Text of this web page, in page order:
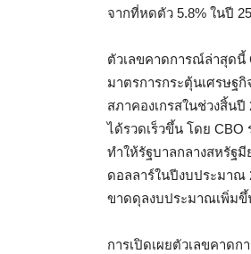
จากที่หดตัว 5.8% ในปี
ตัวเลขคาดการณ์ล่าสุดนี้
มาตรการกระตุ้นเศรษฐ
สภาคองเกรสในช่วงสิ้น
ได้รวดเร็วขึ้น โดย CBO
ทำให้รัฐบาลกลางสหรัฐ
ดอลลาร์ในปีงบประมาณ
ขาดดุลงบประมาณเพิ่มขึ้
การเปิดเผยตัวเลขคาด